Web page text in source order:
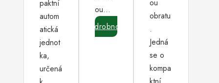
paktní
autom
atická
jednot
ka,
určená
ou…
Podrobnosti
ou
obratu
.
Jedná
se o
kompa